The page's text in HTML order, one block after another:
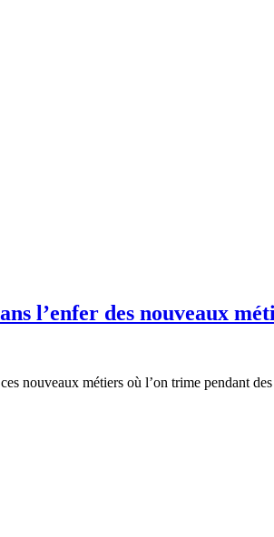
l’enfer des nouveaux
nouveaux métiers où l’on trime pendant